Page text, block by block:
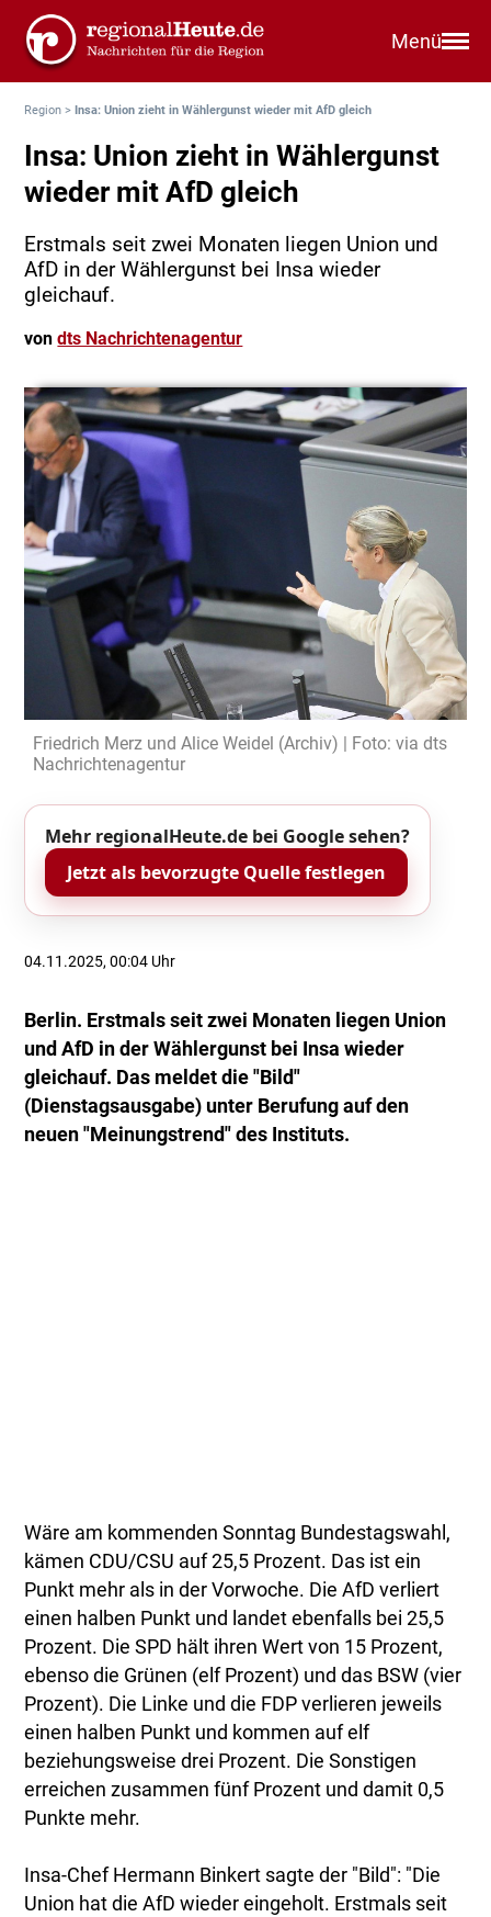
Menü
Region >Insa: Union zieht in Wählergunst wieder mit AfD gleich
Insa: Union zieht in Wählergunst
wieder mit AfD gleich
Erstmals seit zwei Monaten liegen Union und
AfD in der Wählergunst bei Insa wieder
gleichauf.
vondts Nachrichtenagentur
Friedrich Merz und Alice Weidel (Archiv) | Foto: via dts
Nachrichtenagentur
Mehr regionalHeute.de bei Google sehen?
Jetzt als bevorzugte Quelle festlegen
04.11.2025, 00:04 Uhr
Berlin. Erstmals seit zwei Monaten liegen Union
und AfD in der Wählergunst bei Insa wieder
gleichauf. Das meldet die "Bild"
(Dienstagsausgabe) unter Berufung auf den
neuen "Meinungstrend" des Instituts.
Wäre am kommenden Sonntag Bundestagswahl,
kämen CDU/CSU auf 25,5 Prozent. Das ist ein
Punkt mehr als in der Vorwoche. Die AfD verliert
einen halben Punkt und landet ebenfalls bei 25,5
Prozent. Die SPD hält ihren Wert von 15 Prozent,
ebenso die Grünen (elf Prozent) und das BSW (vier
Prozent). Die Linke und die FDP verlieren jeweils
einen halben Punkt und kommen auf elf
beziehungsweise drei Prozent. Die Sonstigen
erreichen zusammen fünf Prozent und damit 0,5
Punkte mehr.
Insa-Chef Hermann Binkert sagte der "Bild": "Die
Union hat die AfD wieder eingeholt. Erstmals seit